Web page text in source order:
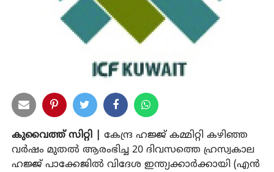
കുവൈത്ത് സിറ്റി |
കേന്ദ്ര ഹജ്ജ് കമ്മിറ്റി കഴിഞ്ഞ
വര്‍ഷം മുതല്‍ ആരംഭിച്ച 20 ദിവസത്തെ ഹ്രസ്വകാല
ഹജ്ജ് പാക്കേജില്‍ വിദേശ ഇന്ത്യക്കാര്‍ക്കായി (എന്‍